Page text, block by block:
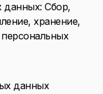
данных: Сбор,
хранение,
данных